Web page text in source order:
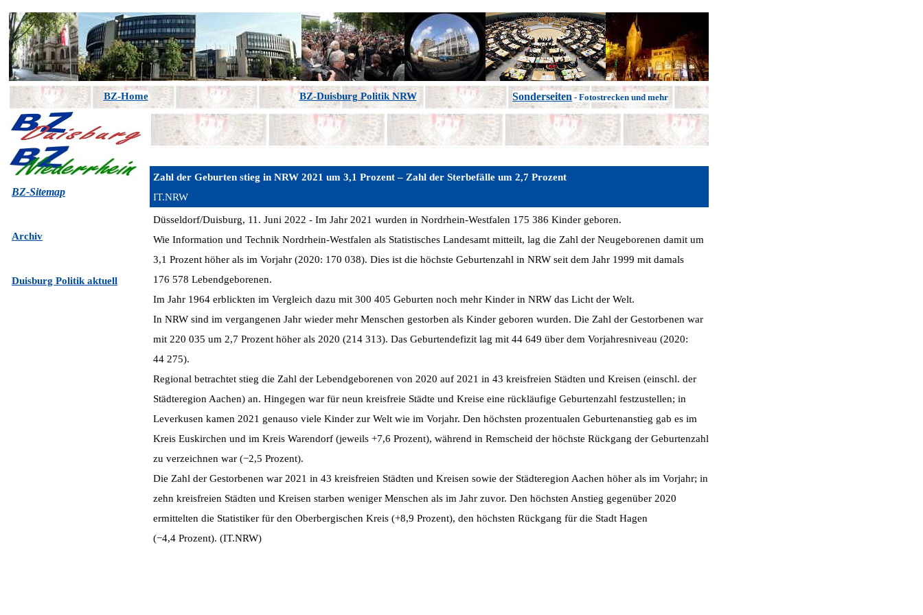
BZ-Home BZ-Duisburg Politik NRW Sonderseiten - Fotostrecken und mehr
BZ-Sitemap
Archiv
Duisburg Politik aktuell
Zahl der Geburten stieg in NRW 2021 um 3,1 Prozent – Zahl der Sterbefälle um 2,7 Prozent
IT.NRW
Düsseldorf/Duisburg, 11. Juni 2022 - Im Jahr 2021 wurden in Nordrhein-Westfalen 175 386 Kinder geboren.
Wie Information und Technik Nordrhein-Westfalen als Statistisches Landesamt mitteilt, lag die Zahl der Neugeborenen damit um
3,1 Prozent höher als im Vorjahr (2020: 170 038). Dies ist die höchste Geburtenzahl in NRW seit dem Jahr 1999 mit damals
176 578 Lebendgeborenen.
Im Jahr 1964 erblickten im Vergleich dazu mit 300 405 Geburten noch mehr Kinder in NRW das Licht der Welt.
In NRW sind im vergangenen Jahr wieder mehr Menschen gestorben als Kinder geboren wurden. Die Zahl der Gestorbenen war
mit 220 035 um 2,7 Prozent höher als 2020 (214 313). Das Geburtendefizit lag mit 44 649 über dem Vorjahresniveau (2020:
44 275).
Regional betrachtet stieg die Zahl der Lebendgeborenen von 2020 auf 2021 in 43 kreisfreien Städten und Kreisen (einschl. der
Städteregion Aachen) an. Hingegen war für neun kreisfreie Städte und Kreise eine rückläufige Geburtenzahl festzustellen; in
Leverkusen kamen 2021 genauso viele Kinder zur Welt wie im Vorjahr. Den höchsten prozentualen Geburtenanstieg gab es im
Kreis Euskirchen und im Kreis Warendorf (jeweils +7,6 Prozent), während in Remscheid der höchste Rückgang der Geburtenzahl
zu verzeichnen war (−2,5 Prozent).
Die Zahl der Gestorbenen war 2021 in 43 kreisfreien Städten und Kreisen sowie der Städteregion Aachen höher als im Vorjahr; in
zehn kreisfreien Städten und Kreisen starben weniger Menschen als im Jahr zuvor. Den höchsten Anstieg gegenüber 2020
ermittelten die Statistiker für den Oberbergischen Kreis (+8,9 Prozent), den höchsten Rückgang für die Stadt Hagen
(−4,4 Prozent). (IT.NRW)